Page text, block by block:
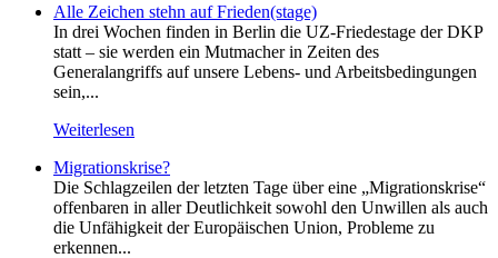
Alle Zeichen stehn auf Frieden(stage)
In drei Wochen finden in Berlin die UZ-Friedestage der DKP
statt – sie werden ein Mutmacher in Zeiten des
Generalangriffs auf unsere Lebens- und Arbeitsbedingungen
sein,...
Weiterlesen
Migrationskrise?
Die Schlagzeilen der letzten Tage über eine „Migrationskrise“
offenbaren in aller Deutlichkeit sowohl den Unwillen als auch
die Unfähigkeit der Europäischen Union, Probleme zu
erkennen...